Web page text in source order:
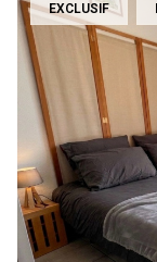
EXCLUSIF